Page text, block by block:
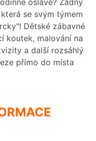
oslavě? Žádný
se svým týmem
Dětské zábavné
koutek, malování na
a další rozsáhlý
přímo do místa